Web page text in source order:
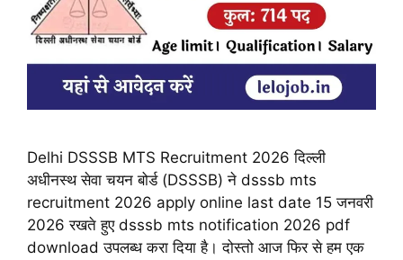
Delhi DSSSB MTS Recruitment 2026 दिल्ली
अधीनस्थ सेवा चयन बोर्ड (DSSSB) ने dsssb mts
recruitment 2026 apply online last date 15 जनवरी
2026 रखते हुए dsssb mts notification 2026 pdf
download उपलब्ध करा दिया है। दोस्तो आज फिर से हम एक